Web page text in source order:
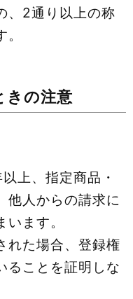
、2通り以上の称
きの注意
上、指定商品・
他人からの請求に
ます。
れた場合、登録権
ることを証明しな